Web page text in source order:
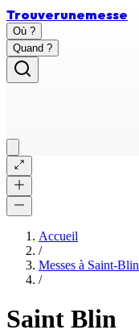
Trouverunemesse
Où ?
Quand ?
Accueil
/
Messes à Saint-Blin
/
Saint Blin